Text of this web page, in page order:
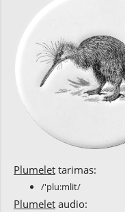
Plumelet tarimas:
/'plu:mlit/
Plumelet audio: